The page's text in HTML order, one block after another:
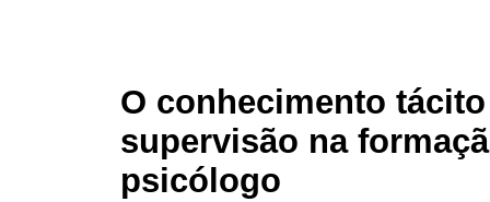
O conhecimento
supervisão na
psicólogo